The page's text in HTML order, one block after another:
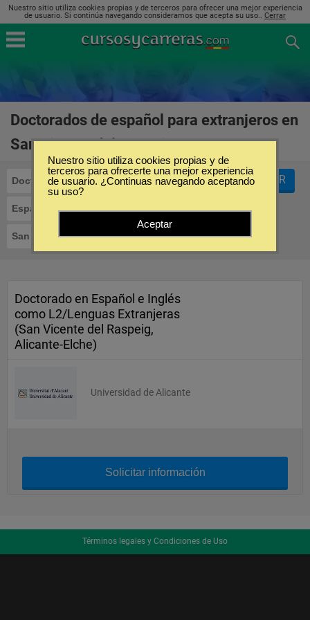
Nuestro sitio utiliza cookies propias y de terceros para ofrecer una mejor experiencia
de usuario. Si continúa navegando consideramos que acepta su uso.. Cerrar
Doctorados de español para extranjeros en
San Vicente del Raspeig
Doctorados
Español para Extranjeros
San Vicente del Raspeig
FILTRAR
Doctorado en Español e Inglés
como L2/Lenguas Extranjeras
(San Vicente del Raspeig,
Alicante-Elche)
Universidad de Alicante
Solicitar información
Términos legales y Condiciones de Uso
Nuestro sitio utiliza cookies propias y de
terceros para ofrecerte una mejor experiencia
de usuario. ¿Continuas navegando aceptando
su uso?
Aceptar